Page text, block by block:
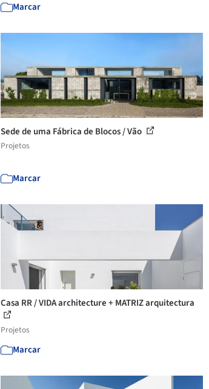
Marcar
Sede de uma Fábrica de Blocos / Vão
Projetos
Marcar
Casa RR / VIDA architecture + MATRIZ arquitectura
Projetos
Marcar